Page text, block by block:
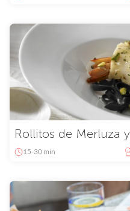
Rollitos de Merluza
15-30 min